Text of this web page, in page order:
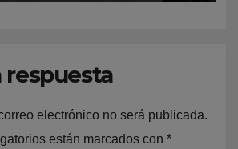
respuesta
electrónico no será publicada.
están marcados con *